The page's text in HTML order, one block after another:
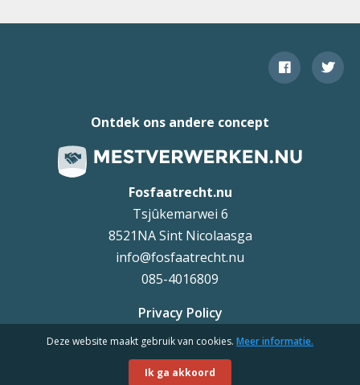
Fosfaatrecht.nu
Tsjûkemarwei 6
8521NA Sint Nicolaasga
info@fosfaatrecht.nu
085-4016809
Ontdek ons andere concept
Privacy Policy
©Uteq
Deze website maakt gebruik van cookies. Meer informatie.
Ik ga akkoord